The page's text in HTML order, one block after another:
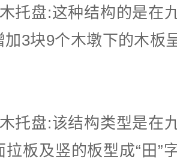
托盘:这种结构的是在
加3块9个木墩下的木板
托盘:该结构类型是在
拉板及竖的板型成“田”